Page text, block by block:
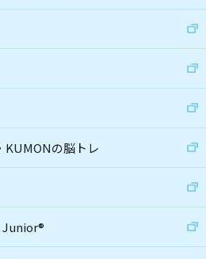
KUMONの脳トレ
Junior®